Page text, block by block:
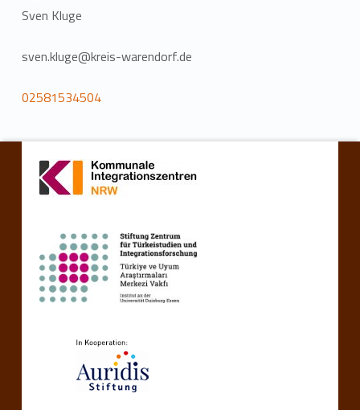
Sven Kluge
sven.kluge@kreis-warendorf.de
02581534504